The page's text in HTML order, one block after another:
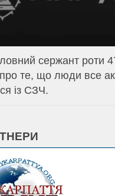
сержант роти
те, що люди все
із СЗЧ.